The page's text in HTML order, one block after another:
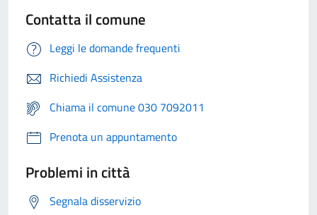
Contatta il comune
Leggi le domande frequenti
Richiedi Assistenza
Chiama il comune 030 7092011
Prenota un appuntamento
Problemi in città
Segnala disservizio